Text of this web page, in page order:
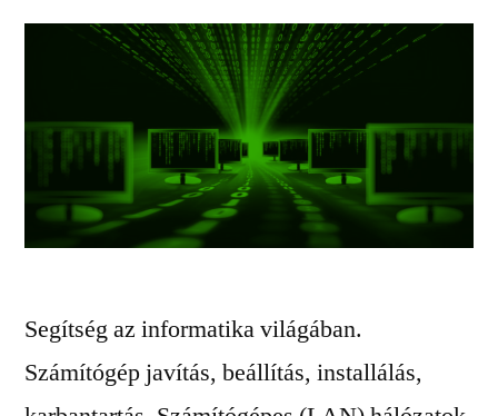
Segítség az informatika világában.
Számítógép javítás, beállítás, installálás,